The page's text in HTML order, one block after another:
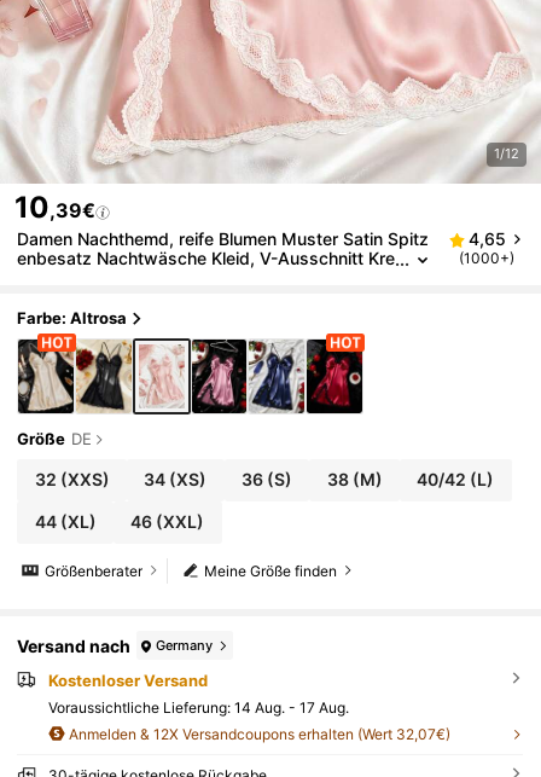
1/12
10,39€
Damen Nachthemd, reife Blumen Muster Satin Spitz
enbesatz Nachtwäsche Kleid, V-Ausschnitt Kre
4,65
(1000+)
Farbe: Altrosa
Größe DE
32 (XXS) 34 (XS) 36(S) 38(M) 40/42 (L)
44(XL) 46 (XXL)
Meine Größe finden
Größenberater
Versand nach Germany
Kostenloser Versand
Voraussichtliche Lieferung: 14 Aug. - 17 Aug.
Anmelden & 12X Versandcoupons erhalten (Wert 32,07€)